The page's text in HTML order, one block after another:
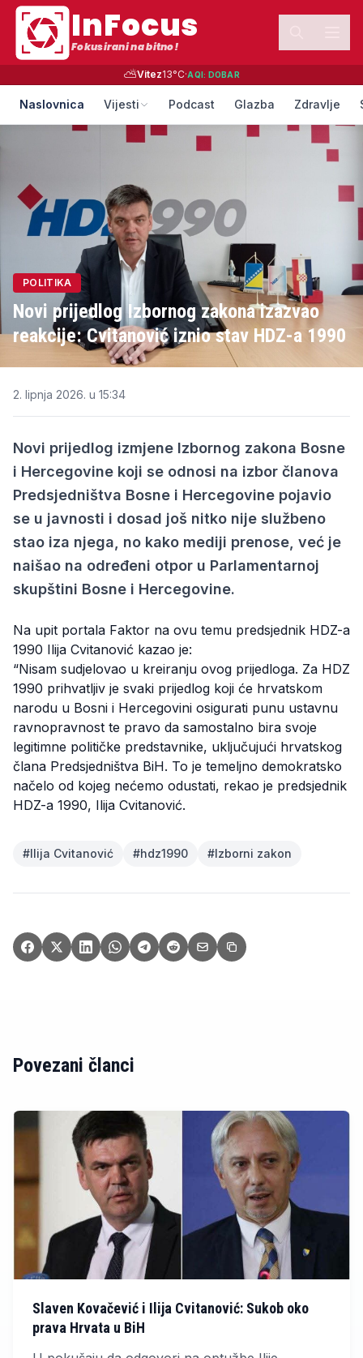
InFocus
Fokusirani na bitno!
⛅Vitez13°C·AQI: DOBAR
Naslovnica Vijesti Podcast Glazba Zdravlje
POLITIKA
Novi prijedlog Izbornog zakona izazvao
reakcije: Cvitanović iznio stav HDZ-a 1990
2. lipnja 2026. u 15:34
Novi prijedlog izmjene Izbornog zakona Bosne
i Hercegovine koji se odnosi na izbor članova
Predsjedništva Bosne i Hercegovine pojavio
se u javnosti i dosad još nitko nije službeno
stao iza njega, no kako mediji prenose, već je
naišao na određeni otpor u Parlamentarnoj
skupštini Bosne i Hercegovine.
Na upit portala Faktor na ovu temu predsjednik HDZ-a
1990 Ilija Cvitanović kazao je:
“Nisam sudjelovao u kreiranju ovog prijedloga. Za HDZ
1990 prihvatljiv je svaki prijedlog koji će hrvatskom
narodu u Bosni i Hercegovini osigurati punu ustavnu
ravnopravnost te pravo da samostalno bira svoje
legitimne političke predstavnike, uključujući hrvatskog
člana Predsjedništva BiH. To je temeljno demokratsko
načelo od kojeg nećemo odustati, rekao je predsjednik
HDZ-a 1990, Ilija Cvitanović.
#Ilija Cvitanović #hdz1990 #Izborni zakon
Povezani članci
Slaven Kovačević i Ilija Cvitanović: Sukob oko
prava Hrvata u BiH